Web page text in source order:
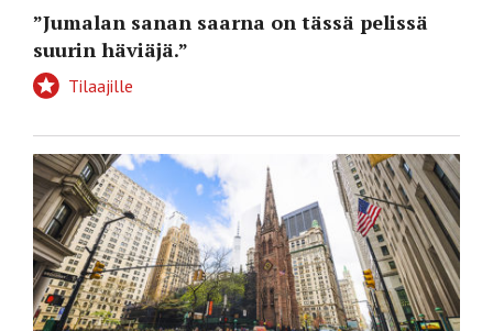
”Jumalan sanan saarna on tässä pelissä
suurin häviäjä.”
Tilaajille